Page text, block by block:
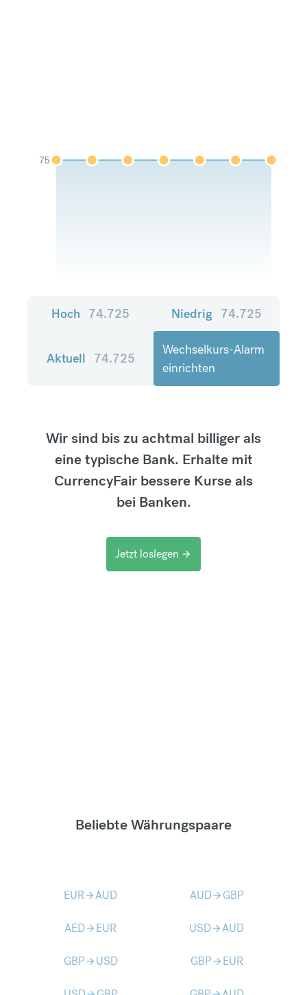
75
Hoch 74.725 Niedrig 74.725
Aktuell 74.725
Wechselkurs-Alarm
einrichten
Wir sind bis zu achtmal billiger als
eine typische Bank. Erhalte mit
CurrencyFair bessere Kurse als
bei Banken.
Jetzt loslegen arrow_forward
Beliebte Währungspaare
EURarrow_forwardAUD AUDarrow_forward GBP
AEDarrow_forward EUR USDarrow_forwardAUD
GBParrow_forward USD GBParrow_forward EUR